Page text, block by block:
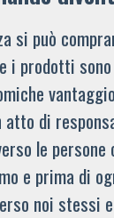
si può
i prodotti
di
le
e prima di
noi stessi